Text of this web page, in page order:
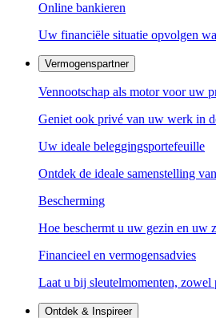
Online bankieren
Uw financiële situatie opvolgen
Vermogenspartner
Vennootschap als motor voor uw
Geniet ook privé van uw werk in
Uw ideale beleggingsportefeuille
Ontdek de ideale samenstelling
Bescherming
Hoe beschermt u uw gezin en uw
Financieel en vermogensadvies
Laat u bij sleutelmomenten, zowel
Ontdek & Inspireer